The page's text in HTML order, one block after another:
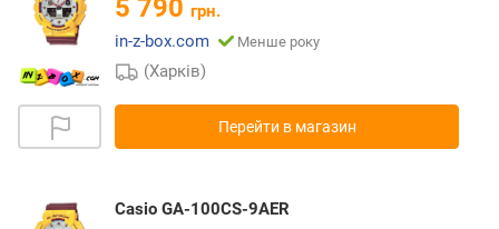
5 790 грн.
in-z-box.com
Менше року
(Харків)
Перейти в магазин
Casio GA-100CS-9AER